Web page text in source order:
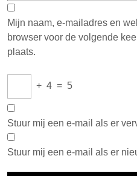
Mijn naam, e-mailadres en
browser voor de volgende
plaats.
+ 4 = 5
Stuur mij een e-mail als er
Stuur mij een e-mail als er